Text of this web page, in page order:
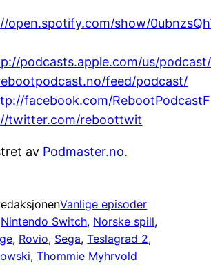
open.spotify.com/show/
podcasts.apple.com/us/
feed/podcast/
facebook.com/
twitter.com/reboottwit
av Podmaster.no.
Vanlige episoder
Nintendo Switch, Norske spill
, Rovio, Sega, Teslagrad 2
, Thommie Myhrvold